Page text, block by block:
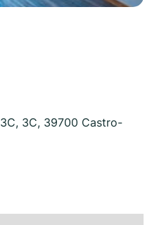
3C, 39700 Castro-